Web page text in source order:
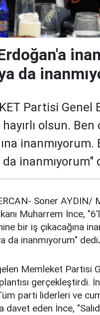
da
Partisi Genel
hayırlı olsun.
inanmıyorum.
da inanmıyorum"
Soner AYDIN/
Muharrem İnce,
bir iş çıkacağına
da inanmıyorum" dedi.
Memleket Partisi
gerçekleştirdi.
parti liderleri ve
davet eden İnce,